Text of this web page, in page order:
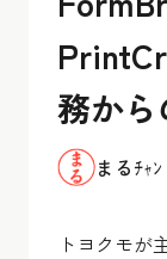
務か
まるﾁｬﾝ
トヨクモが